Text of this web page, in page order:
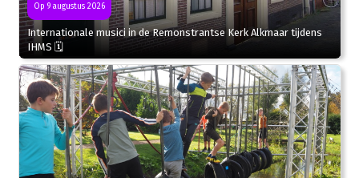
Op 9 augustus 2026
Internationale musici in de Remonstrantse Kerk Alkmaar tijdens
IHMS 🗓